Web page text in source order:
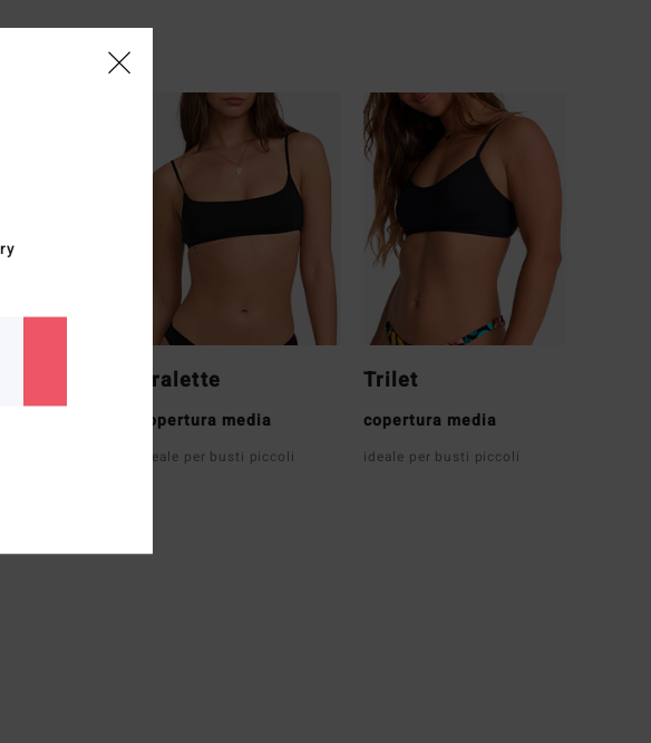
Bralette
copertura media
ideale per busti piccoli
Trilet
copertura media
ideale per busti piccoli